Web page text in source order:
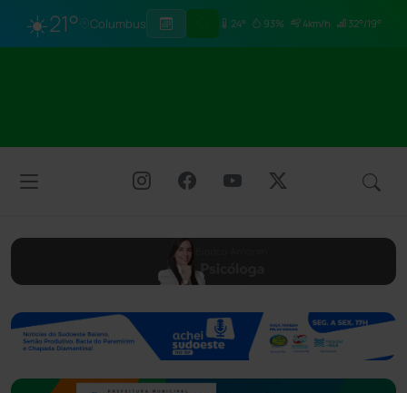
☀️21° Columbus 24° 93% 4km/h 32°/19°